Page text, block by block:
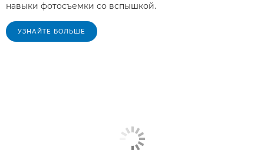
навыки фотосъемки со вспышкой.
УЗНАЙТЕ БОЛЬШЕ